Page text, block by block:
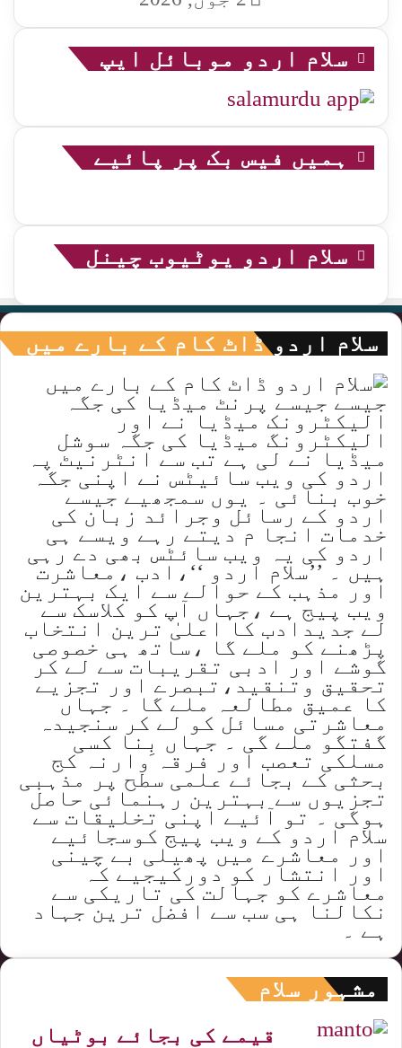
سلام اردو موبائل ایپ
ہمیں فیس بک پر پائیے
سلام اردو یوٹیوب چینل
سلام اردو ڈاٹ کام کے بارے میں
جیسے جیسے پرنٹ میڈیا کی جگہ
الیکٹرونک میڈیا نے اور
الیکٹرونگ میڈیا کی جگہ سوشل
میڈیا نے لی ہے تب سے انٹرنیٹ پہ
اردو کی ویب سائیٹس نے اپنی جگہ
خوب بنائی ۔ یوں سمجھیے جیسے
اردو کے رسائل وجرائد زبان کی
خدمات انجا م دیتے رہے ویسے ہی
اردو کی یہ ویب سائٹس بھی دے رہی
ہیں ۔ ’’سلام اردو ‘‘،ادب ،معاشرت
اور مذہب کے حوالے سے ایک بہترین
ویب پیج ہے ،جہاں آپ کو کلاسک سے
لے جدیدادب کا اعلیٰ ترین انتخاب
پڑھنے کو ملے گا ،ساتھ ہی خصوصی
گوشے اور ادبی تقریبات سے لے کر
تحقیق وتنقید،تبصرے اور تجزیے
کا عمیق مطالعہ ملے گا ۔ جہاں
معاشرتی مسائل کو لے کر سنجیدہ
گفتگو ملے گی ۔ جہاں بِنا کسی
مسلکی تعصب اور فرقہ وارنہ کج
بحثی کے بجائے علمی سطح پر مذہبی
تجزیوں سے بہترین رہنمائی حاصل
ہوگی ۔ تو آئیے اپنی تخلیقات سے
سلام اردو کے ویب پیج کوسجائیے
اور معاشرے میں پھیلی بے چینی
اور انتشار کو دورکیجیے کہ
معاشرے کو جہالت کی تاریکی سے
نکالنا ہی سب سے افضل ترین جہاد
ہے ۔
مشہور سلام
قیمے کی بجائے بوٹیاں